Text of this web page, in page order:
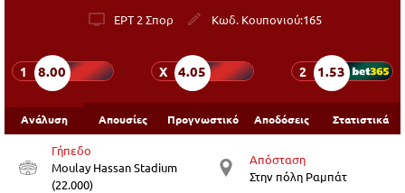
ΕΡΤ 2 Σπορ Κωδ. Κουπονιού:165
1 8.00 X 4.05 2 1.53
Ανάλυση Απουσίες Προγνωστικό Αποδόσεις Στατιστικά
Γήπεδο
Moulay Hassan Stadium
(22.000)
Απόσταση
Στην πόλη Ραμπάτ